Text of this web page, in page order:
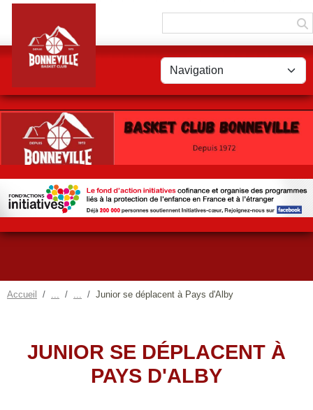
Accueil Junior se déplacent à Pays d'Alby
JUNIOR SE DÉPLACENT À
PAYS D'ALBY